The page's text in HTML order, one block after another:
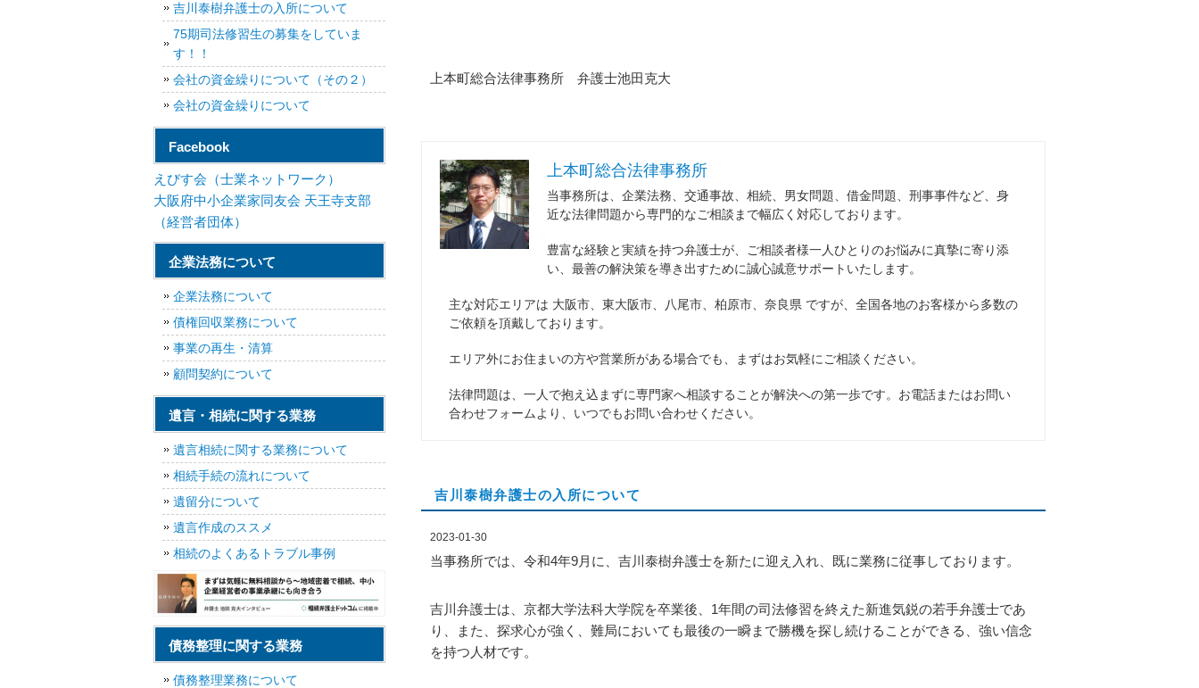
上本町総合法律事務所 弁護士池田克大
上本町総合法律事務所
当事務所は、企業法務、交通事故、相続、男女問題、借金問題、刑事事件など、身
近な法律問題から専門的なご相談まで幅広く対応しております。
豊富な経験と実績を持つ弁護士が、ご相談者様一人ひとりのお悩みに真摯に寄り添
い、最善の解決策を導き出すために誠心誠意サポートいたします。
主な対応エリアは 大阪市、東大阪市、八尾市、柏原市、奈良県 ですが、全国各地のお客様から多数の
ご依頼を頂戴しております。
エリア外にお住まいの方や営業所がある場合でも、まずはお気軽にご相談ください。
法律問題は、一人で抱え込まずに専門家へ相談することが解決への第一歩です。お電話またはお問い
合わせフォームより、いつでもお問い合わせください。
吉川泰樹弁護士の入所について
2023-01-30
当事務所では、令和4年9月に、吉川泰樹弁護士を新たに迎え入れ、既に業務に従事しております。
吉川弁護士は、京都大学法科大学院を卒業後、1年間の司法修習を終えた新進気鋭の若手弁護士であ
り、また、探求心が強く、難局においても最後の一瞬まで勝機を探し続けることができる、強い信念
を持つ人材です。
吉川泰樹弁護士の入所について
75期司法修習生の募集をしていま
す！！
会社の資金繰りについて（その２）
会社の資金繰りについて
Facebook
えびす会（士業ネットワーク）
大阪府中小企業家同友会 天王寺支部
（経営者団体）
企業法務について
企業法務について
債権回収業務について
事業の再生・清算
顧問契約について
遺言・相続に関する業務
遺言相続に関する業務について
相続手続の流れについて
遺留分について
遺言作成のススメ
相続のよくあるトラブル事例
債務整理に関する業務
債務整理業務について